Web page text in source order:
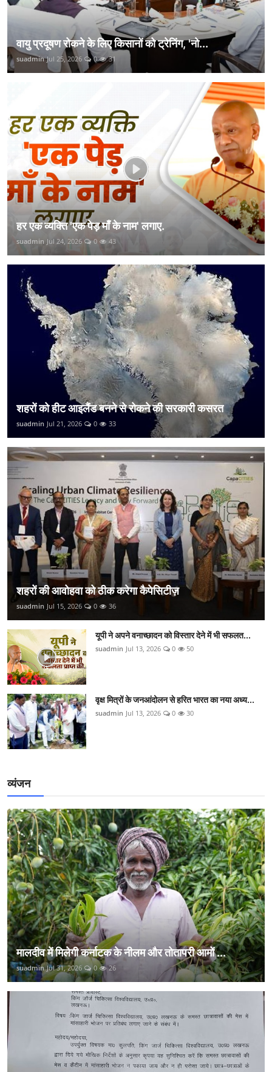
वायु प्रदूषण रोकने के लिए किसानों को ट्रेनिंग, 'नो...
suadmin Jul 25, 2026 0 31
हर एक व्यक्ति 'एक पेड़ माँ के नाम' लगाए.
suadmin Jul 24, 2026 0 43
शहरों को हीट आइलैंड बनने से रोकने की सरकारी कसरत
suadmin Jul 21, 2026 0 33
शहरों की आवोहवा को ठीक करेगा कैपेसिटीज़
suadmin Jul 15, 2026 0 36
यूपी ने अपने वनाच्छादन को विस्तार देने में भी सफलत...
suadmin Jul 13, 2026 0 50
वृक्ष मित्रों के जनआंदोलन से हरित भारत का नया अध्य...
suadmin Jul 13, 2026 0 30
व्यंजन
मालदीव में मिलेगी कर्नाटक के नीलम और तोतापरी आमों ...
suadmin Jul 31, 2026 0 26